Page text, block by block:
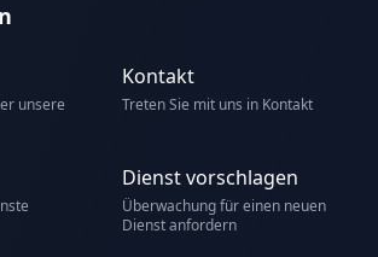
unsere
Kontakt
Treten Sie mit uns in Kontakt
Dienst vorschlagen
Überwachung für einen neuen
Dienst anfordern